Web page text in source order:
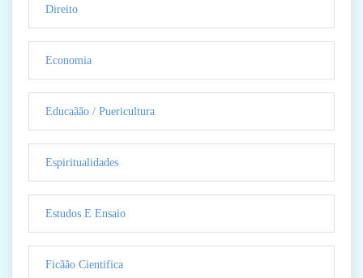
Direito
Economia
Educaãão / Puericultura
Espiritualidades
Estudos E Ensaio
Ficãão Cientifica